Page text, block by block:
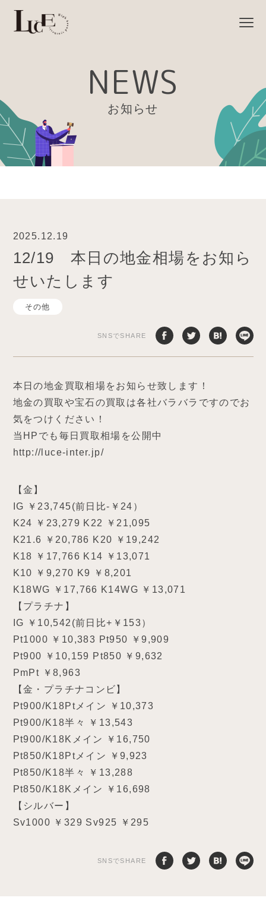
NEWS
お知らせ
2025.12.19
12/19 本日の地金相場をお知ら
せいたします
その他
SNSでSHARE
本日の地金買取相場をお知らせ致します！
地金の買取や宝石の買取は各社バラバラですのでお
気をつけください！
当HPでも毎日買取相場を公開中
http://luce-inter.jp/
【金】
IG ￥23,745(前日比-￥24）
K24 ￥23,279 K22 ￥21,095
K21.6 ￥20,786 K20 ￥19,242
K18 ￥17,766 K14 ￥13,071
K10 ￥9,270 K9 ￥8,201
K18WG ￥17,766 K14WG ￥13,071
【プラチナ】
IG ￥10,542(前日比+￥153）
Pt1000 ￥10,383 Pt950 ￥9,909
Pt900 ￥10,159 Pt850 ￥9,632
PmPt ￥8,963
【金・プラチナコンビ】
Pt900/K18Ptメイン ￥10,373
Pt900/K18半々 ￥13,543
Pt900/K18Kメイン ￥16,750
Pt850/K18Ptメイン ￥9,923
Pt850/K18半々 ￥13,288
Pt850/K18Kメイン ￥16,698
【シルバー】
Sv1000 ￥329 Sv925 ￥295
SNSでSHARE